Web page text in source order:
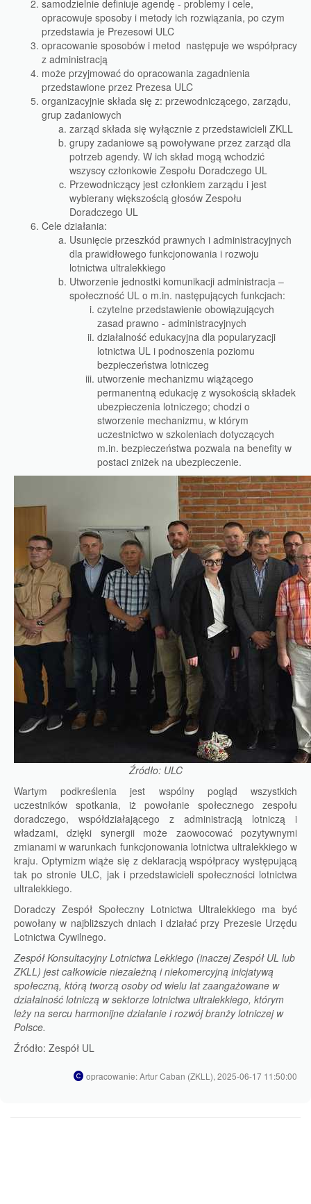
samodzielnie definiuje agendę - problemy i cele,
opracowuje sposoby i metody ich rozwiązania, po czym
przedstawia je Prezesowi ULC
opracowanie sposobów i metod następuje we współpracy
z administracją
może przyjmować do opracowania zagadnienia
przedstawione przez Prezesa ULC
organizacyjnie składa się z: przewodniczącego, zarządu,
grup zadaniowych
zarząd składa się wyłącznie z przedstawicieli ZKLL
grupy zadaniowe są powoływane przez zarząd dla
potrzeb agendy. W ich skład mogą wchodzić
wszyscy członkowie Zespołu Doradczego UL
Przewodniczący jest członkiem zarządu i jest
wybierany większością głosów Zespołu
Doradczego UL
Cele działania:
Usunięcie przeszkód prawnych i administracyjnych
dla prawidłowego funkcjonowania i rozwoju
lotnictwa ultralekkiego
Utworzenie jednostki komunikacji administracja –
społeczność UL o m.in. następujących funkcjach:
czytelne przedstawienie obowiązujących
zasad prawno - administracyjnych
działalność edukacyjna dla popularyzacji
lotnictwa UL i podnoszenia poziomu
bezpieczeństwa lotniczeg
utworzenie mechanizmu wiążącego
permanentną edukację z wysokością składek
ubezpieczenia lotniczego; chodzi o
stworzenie mechanizmu, w którym
uczestnictwo w szkoleniach dotyczących
m.in. bezpieczeństwa pozwala na benefity w
postaci zniżek na ubezpieczenie.
Źródło: ULC
Wartym podkreślenia jest wspólny pogląd wszystkich
uczestników spotkania, iż powołanie społecznego zespołu
doradczego, współdziałającego z administracją lotniczą i
władzami, dzięki synergii może zaowocować pozytywnymi
zmianami w warunkach funkcjonowania lotnictwa ultralekkiego w
kraju. Optymizm wiąże się z deklaracją współpracy występującą
tak po stronie ULC, jak i przedstawicieli społeczności lotnictwa
ultralekkiego.
Doradczy Zespół Społeczny Lotnictwa Ultralekkiego ma być
powołany w najbliższych dniach i działać przy Prezesie Urzędu
Lotnictwa Cywilnego.
Zespół Konsultacyjny Lotnictwa Lekkiego (inaczej Zespół UL lub
ZKLL) jest całkowicie niezależną i niekomercyjną inicjatywą
społeczną, którą tworzą osoby od wielu lat zaangażowane w
działalność lotniczą w sektorze lotnictwa ultralekkiego, którym
leży na sercu harmonijne działanie i rozwój branży lotniczej w
Polsce.
Źródło: Zespół UL
opracowanie: Artur Caban (ZKLL), 2025-06-17 11:50:00